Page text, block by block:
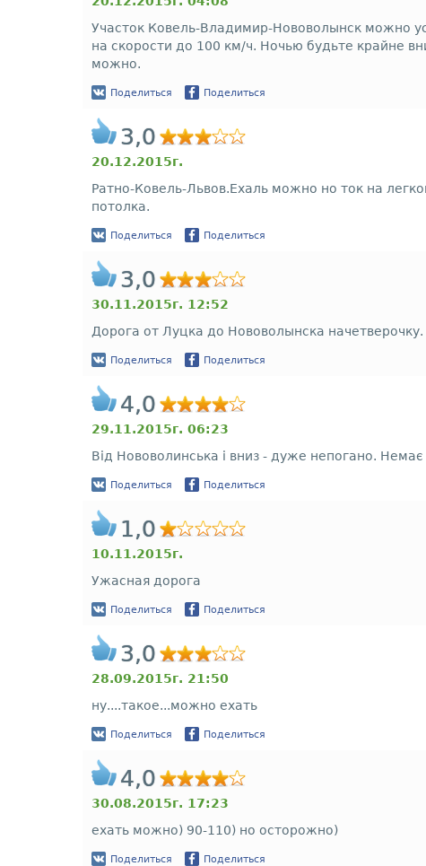
Участок Ковель-Владимир-Нововолынск можно
на скорости до 100 км/ч. Ночью будьте крайне
можно.
Поделиться Поделиться
3,0
20.12.2015г.
Ратно-Ковель-Львов.Ехаль можно но ток на
потолка.
Поделиться Поделиться
3,0
30.11.2015г. 12:52
Дорога от Луцка до Нововолынска
Поделиться Поделиться
4,0
29.11.2015г. 06:23
Від Нововолинська і вниз - дуже непогано. Немає
Поделиться Поделиться
1,0
10.11.2015г.
Ужасная дорога
Поделиться Поделиться
3,0
28.09.2015г. 21:50
ну....такое...можно ехать
Поделиться Поделиться
4,0
30.08.2015г. 17:23
ехать можно) 90-110) но осторожно)
Поделиться Поделиться